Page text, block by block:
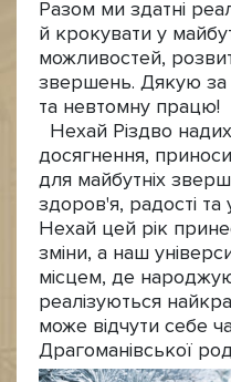
Разом ми здатні
й крокувати у
можливостей,
звершень. Дякую за
та невтомну працю!
Нехай Різдво
досягнення,
для майбутніх
здоров'я, радості та
Нехай цей рік
зміни, а наш
місцем, де
реалізуються
може відчути себе
Драгоманівської